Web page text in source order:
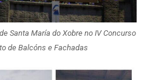
Santa María do Xobre no IV Concurso
de Balcóns e Fachadas